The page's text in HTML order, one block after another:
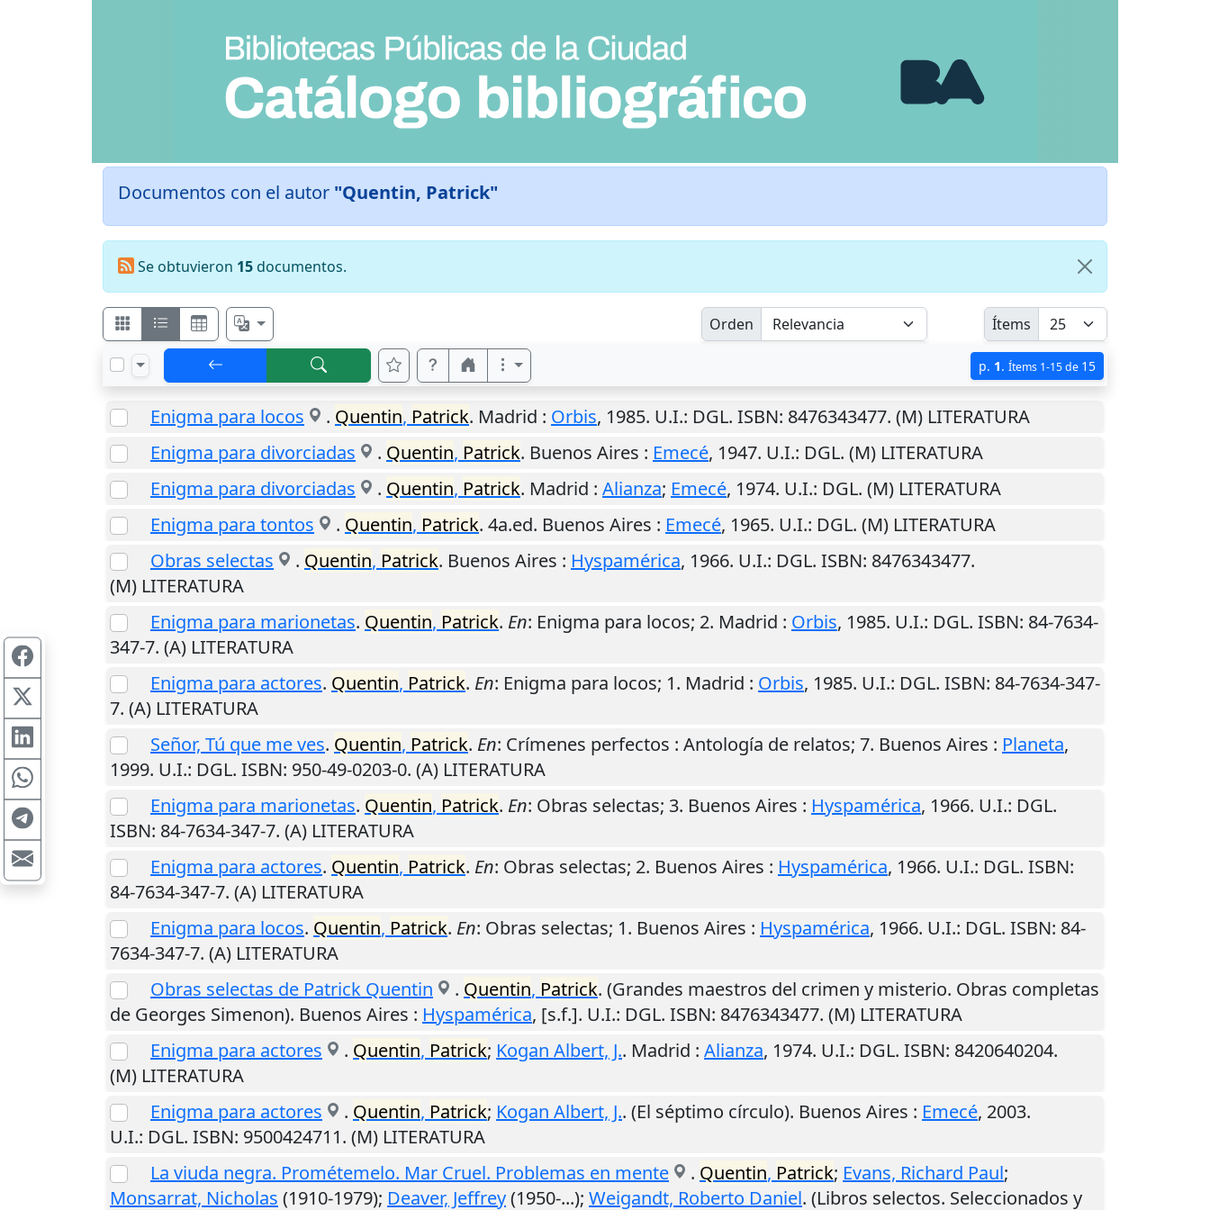
Documentos con el autor "Quentin, Patrick"
Se obtuvieron 15documentos.
Orden Ítems
p. 1. Ítems 1-15 de 15
Enigma para locos . Quentin, Patrick. Madrid : Orbis, 1985. U.I.: DGL. ISBN: 8476343477. (M) LITERATURA
Enigma para divorciadas
. Quentin, Patrick. Buenos Aires : Emecé, 1947. U.I.: DGL. (M) LITERATURA
Enigma para divorciadas
. Quentin, Patrick. Madrid : Alianza; Emecé, 1974. U.I.: DGL. (M) LITERATURA
Enigma para tontos
. Quentin, Patrick. 4a.ed. Buenos Aires : Emecé, 1965. U.I.: DGL. (M) LITERATURA
Obras selectas
. Quentin, Patrick. Buenos Aires : Hyspamérica, 1966. U.I.: DGL. ISBN: 8476343477.
(M) LITERATURA
Enigma para marionetas. Quentin, Patrick. En: Enigma para locos; 2. Madrid : Orbis, 1985. U.I.: DGL. ISBN: 84-7634-
347-7. (A) LITERATURA
Enigma para actores. Quentin, Patrick. En: Enigma para locos; 1. Madrid : Orbis, 1985. U.I.: DGL. ISBN: 84-7634-347-
7. (A) LITERATURA
Señor, Tú que me ves. Quentin, Patrick. En: Crímenes perfectos : Antología de relatos; 7. Buenos Aires : Planeta,
1999. U.I.: DGL. ISBN: 950-49-0203-0. (A) LITERATURA
Enigma para marionetas. Quentin, Patrick. En: Obras selectas; 3. Buenos Aires : Hyspamérica, 1966. U.I.: DGL.
ISBN: 84-7634-347-7. (A) LITERATURA
Enigma para actores. Quentin, Patrick. En: Obras selectas; 2. Buenos Aires : Hyspamérica, 1966. U.I.: DGL. ISBN:
84-7634-347-7. (A) LITERATURA
Enigma para locos. Quentin, Patrick. En: Obras selectas; 1. Buenos Aires : Hyspamérica, 1966. U.I.: DGL. ISBN: 84-
7634-347-7. (A) LITERATURA
Obras selectas de Patrick Quentin
. Quentin, Patrick. (Grandes maestros del crimen y misterio. Obras completas
de Georges Simenon). Buenos Aires : Hyspamérica, [s.f.]. U.I.: DGL. ISBN: 8476343477. (M) LITERATURA
Enigma para actores
. Quentin, Patrick; Kogan Albert, J.. Madrid : Alianza, 1974. U.I.: DGL. ISBN: 8420640204.
(M) LITERATURA
Enigma para actores
. Quentin, Patrick; Kogan Albert, J.. (El séptimo círculo). Buenos Aires : Emecé, 2003.
U.I.: DGL. ISBN: 9500424711. (M) LITERATURA
La viuda negra. Prométemelo. Mar Cruel. Problemas en mente
. Quentin, Patrick; Evans, Richard Paul;
Monsarrat, Nicholas (1910-1979); Deaver, Jeffrey(1950-...); Weigandt, Roberto Daniel. (Libros selectos. Seleccionados y